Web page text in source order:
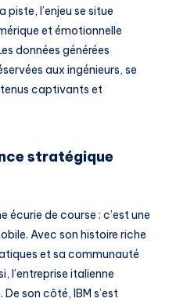
l’enjeu se situe
et émotionnelle
données générées
aux ingénieurs, se
captivants et
stratégique
écurie de course : c’est une
Avec son histoire riche
et sa communauté
l’entreprise italienne
son côté, IBM s’est